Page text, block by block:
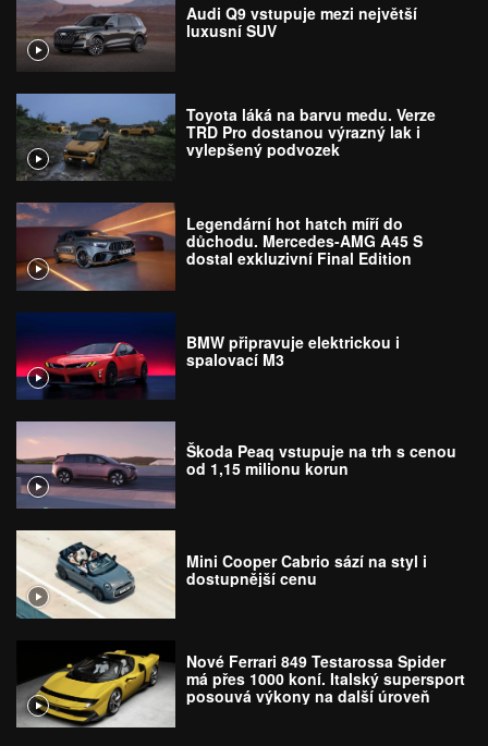
Audi Q9 vstupuje mezi největší
luxusní SUV
Toyota láká na barvu medu. Verze
TRD Pro dostanou výrazný lak i
vylepšený podvozek
Legendární hot hatch míří do
důchodu. Mercedes-AMG A45 S
dostal exkluzivní Final Edition
BMW připravuje elektrickou i
spalovací M3
Škoda Peaq vstupuje na trh s cenou
od 1,15 milionu korun
Mini Cooper Cabrio sází na styl i
dostupnější cenu
Nové Ferrari 849 Testarossa Spider
má přes 1000 koní. Italský supersport
posouvá výkony na další úroveň